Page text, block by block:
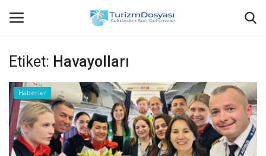
Anasayfa
Bize Ulaşın
Künye
Etiket: Havayolları
Haberler